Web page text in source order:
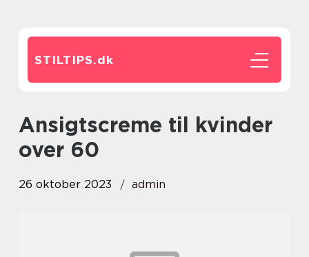
STILTIPS.dk
ansigtscreme til kvinder
over 60
26 oktober 2023 admin